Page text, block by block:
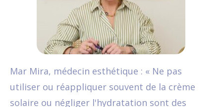
Mar Mira, médecin esthétique : « Ne pas
utiliser ou réappliquer souvent de la crème
solaire ou négliger l'hydratation sont des